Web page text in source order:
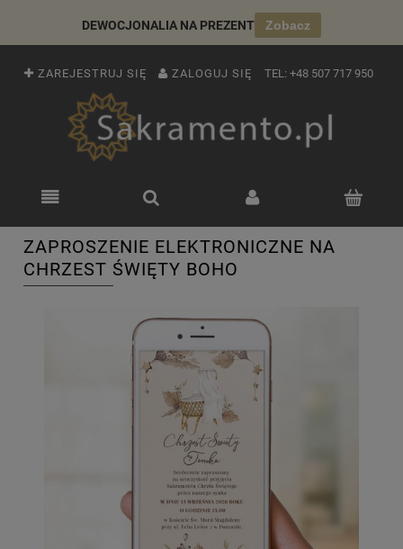
DEWOCJONALIA NA PREZENT Zobacz
ZAREJESTRUJ SIĘ ZALOGUJ SIĘ TEL: +48 507 717 950
ZAPROSZENIE ELEKTRONICZNE NA
CHRZEST ŚWIĘTY BOHO